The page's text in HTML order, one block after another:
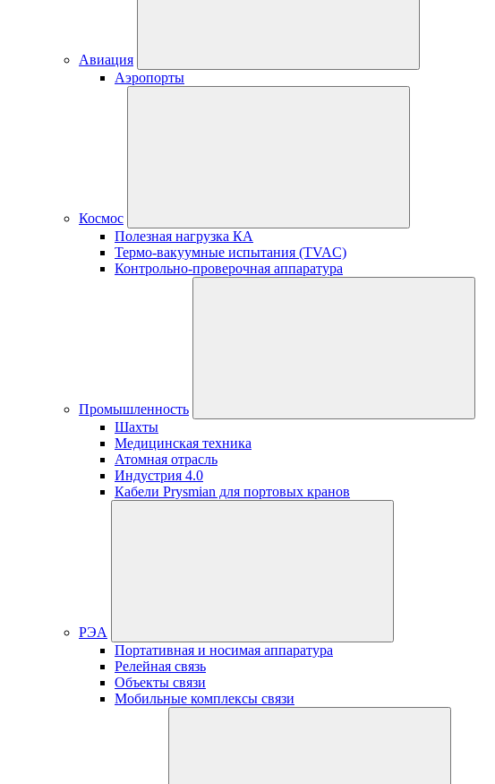
Авиация
Аэропорты
Космос
Полезная нагрузка КА
Термо-вакуумные испытания (TVAC)
Контрольно-проверочная аппаратура
Промышленность
Шахты
Медицинская техника
Атомная отрасль
Индустрия 4.0
Кабели Prysmian для портовых кранов
РЭА
Портативная и носимая аппаратура
Релейная связь
Объекты связи
Мобильные комплексы связи